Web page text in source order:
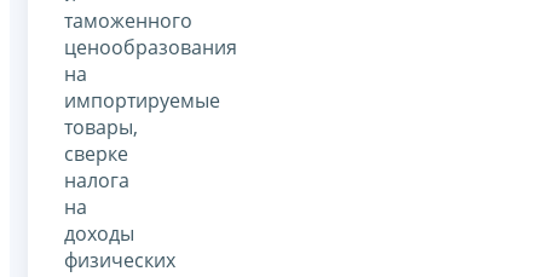
таможенного
ценообразования
на
импортируемые
товары,
сверке
налога
на
доходы
физических